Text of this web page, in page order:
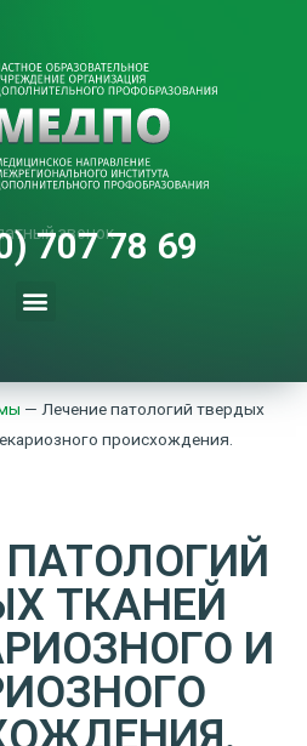
звонок
707 78 69
— Лечение патологий твердых
происхождения.
ТКАНЕЙ
И